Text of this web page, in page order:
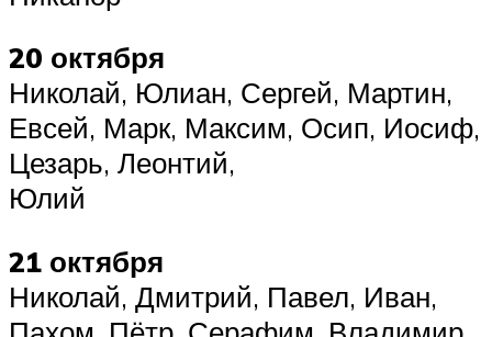
20 октября
Николай, Юлиан, Сергей, Мартин,
Евсей, Марк, Максим, Осип, Иосиф,
Цезарь, Леонтий,
Юлий
21 октября
Николай, Дмитрий, Павел, Иван,